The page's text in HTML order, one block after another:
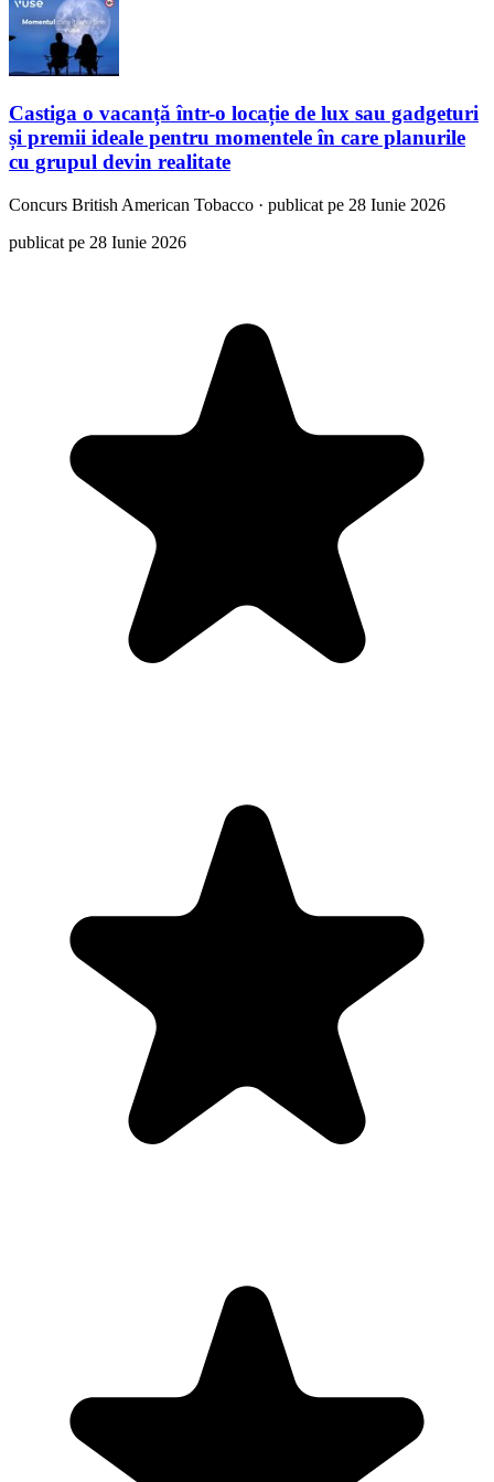
Castiga o vacanță într-o locație de lux sau gadgeturi
și premii ideale pentru momentele în care planurile
cu grupul devin realitate
Concurs British American Tobacco · publicat pe 28 Iunie 2026
publicat pe 28 Iunie 2026